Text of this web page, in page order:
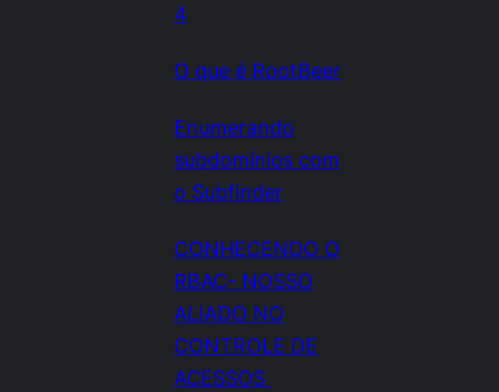
4
O que é RootBeer
Enumerando
subdomínios com
o Subfinder
CONHECENDO O
RBAC- NOSSO
ALIADO NO
CONTROLE DE
ACESSOS